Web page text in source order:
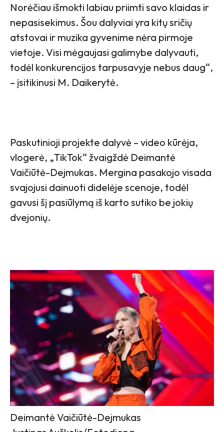
Norėčiau išmokti labiau priimti savo klaidas ir
nepasisekimus. Šou dalyviai yra kitų sričių
atstovai ir muzika gyvenime nėra pirmoje
vietoje. Visi mėgaujasi galimybe dalyvauti,
todėl konkurencijos tarpusavyje nebus daug“,
– įsitikinusi M. Daikerytė.
Paskutinioji projekte dalyvė – video kūrėja,
vlogerė, „TikTok“ žvaigždė Deimantė
Vaičiūtė-Dejmukas. Mergina pasakojo visada
svajojusi dainuoti didelėje scenoje, todėl
gavusi šį pasiūlymą iš karto sutiko be jokių
dvejonių.
Deimantė Vaičiūtė-Dejmukas